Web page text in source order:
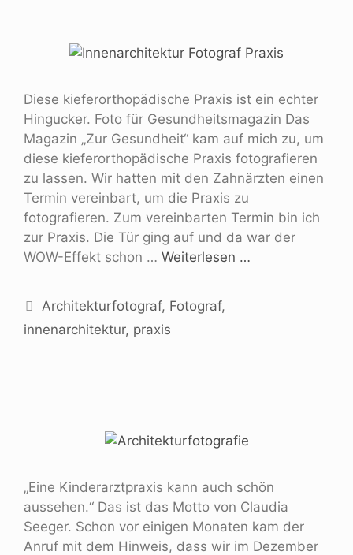
Diese kieferorthopädische Praxis ist ein echter
Hingucker. Foto für Gesundheitsmagazin Das
Magazin „Zur Gesundheit“ kam auf mich zu, um
diese kieferorthopädische Praxis fotografieren
zu lassen. Wir hatten mit den Zahnärzten einen
Termin vereinbart, um die Praxis zu
fotografieren. Zum vereinbarten Termin bin ich
zur Praxis. Die Tür ging auf und da war der
WOW-Effekt schon … Weiterlesen …
Architekturfotograf, Fotograf,
innenarchitektur, praxis
„Eine Kinderarztpraxis kann auch schön
aussehen.“ Das ist das Motto von Claudia
Seeger. Schon vor einigen Monaten kam der
Anruf mit dem Hinweis, dass wir im Dezember